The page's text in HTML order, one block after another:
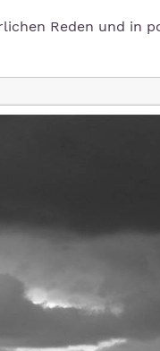
Reden und in